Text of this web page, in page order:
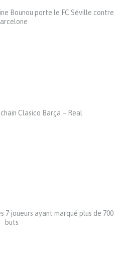
Bounou porte le FC Séville contre
Clasico Barça – Real
7 joueurs ayant marqué plus de 700
buts